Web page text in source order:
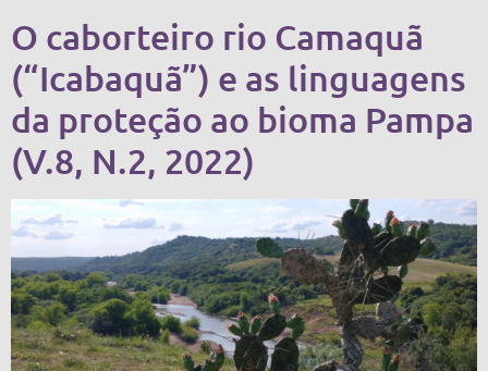
O caborteiro rio Camaquã
(“Icabaquã”) e as linguagens
da proteção ao bioma Pampa
(V.8, N.2, 2022)